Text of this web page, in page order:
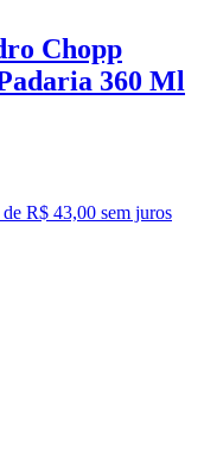
Chopp
360 Ml
R$ 43,00 sem juros